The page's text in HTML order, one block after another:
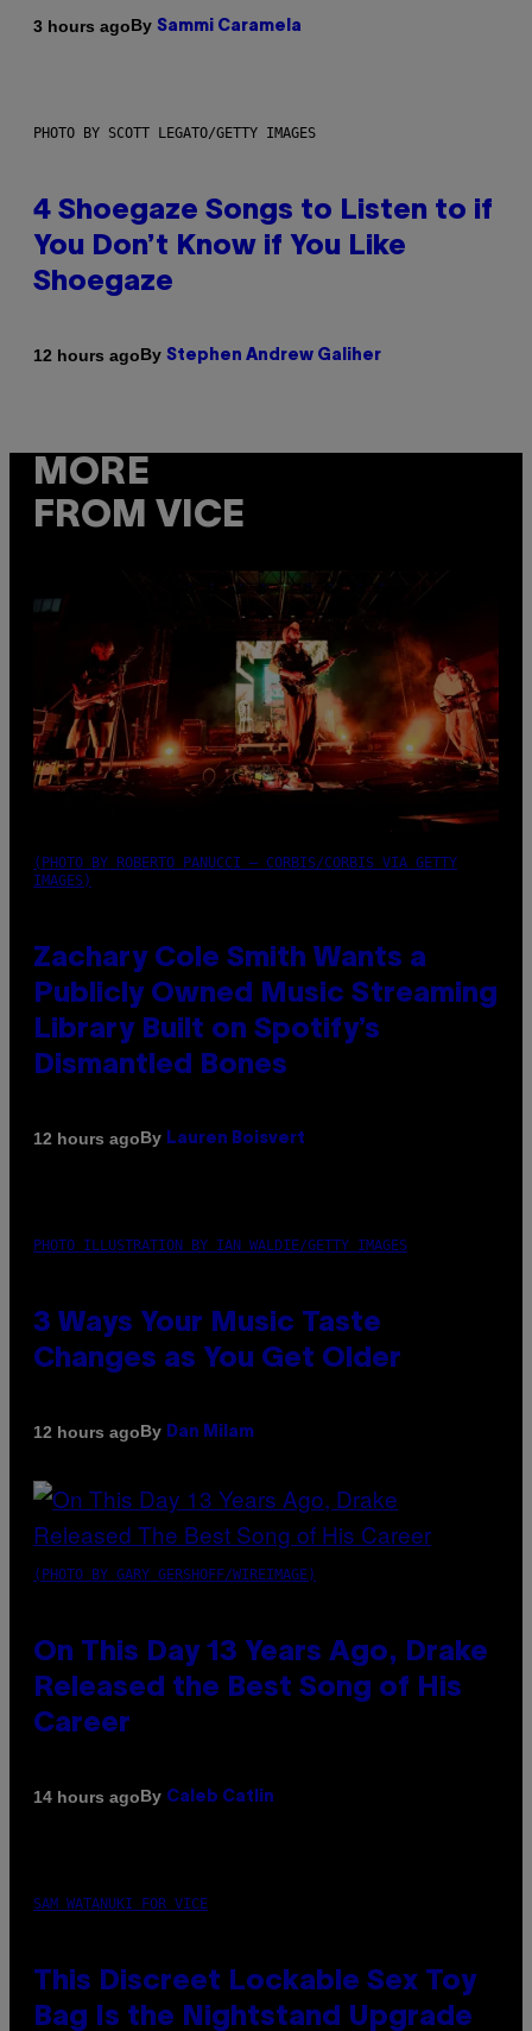
3 hours agoBy Sammi Caramela
PHOTO BY SCOTT LEGATO/GETTY IMAGES
4 Shoegaze Songs to Listen to if
You Don’t Know if You Like
Shoegaze
12 hours agoBy Stephen Andrew Galiher
MORE
FROM VICE
(PHOTO BY ROBERTO PANUCCI – CORBIS/CORBIS VIA GETTY
IMAGES)
Zachary Cole Smith Wants a
Publicly Owned Music Streaming
Library Built on Spotify’s
Dismantled Bones
12 hours agoBy Lauren Boisvert
PHOTO ILLUSTRATION BY IAN WALDIE/GETTY IMAGES
3 Ways Your Music Taste
Changes as You Get Older
12 hours agoBy Dan Milam
(PHOTO BY GARY GERSHOFF/WIREIMAGE)
On This Day 13 Years Ago, Drake
Released the Best Song of His
Career
14 hours agoBy Caleb Catlin
SAM WATANUKI FOR VICE
This Discreet Lockable Sex Toy
Bag Is the Nightstand Upgrade